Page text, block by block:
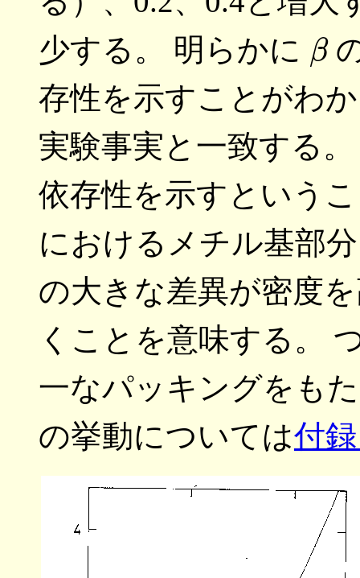
少する。 明らかに
β
存性を示すことがわ
実験事実と一致する
依存性を示すという
におけるメチル基部
の大きな差異が密度
くことを意味する。
一なパッキングをも
の挙動については付